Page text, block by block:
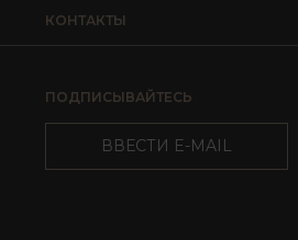
КОНТАКТЫ
ПОДПИСЫВАЙТЕСЬ
ВВЕСТИ E-MAIL